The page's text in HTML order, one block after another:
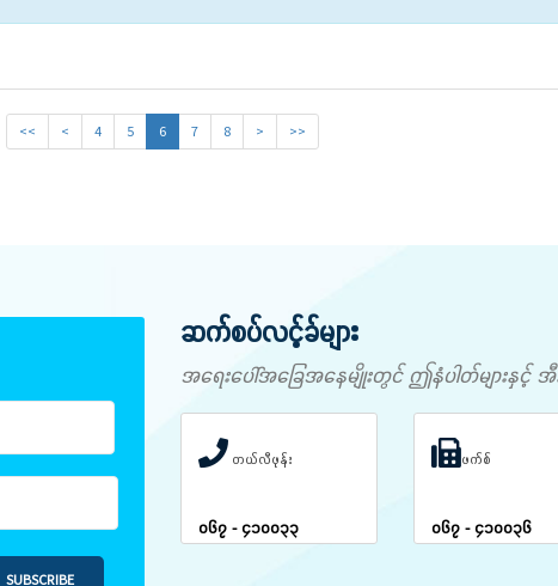
<< < 4 5 6 7 8 > >>
SUBSCRIBE
ဆက်စပ်လင့်ခ်များ
အရေးပေါ်အခြေအနေမျိုးတွင် ဤနံပါတ်များနှင့်
တယ်လီဖုန်း
၀၆၇ - ၄၁၀၀၃၃
ဖက်စ်
၀၆၇ - ၄၁၀၀၃၆